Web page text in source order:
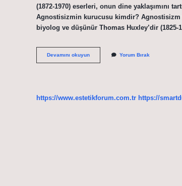
(1872-1970) eserleri, onun dine yaklaşımını
Agnostisizmin kurucusu kimdir? Agnostisizm
biyolog ve düşünür Thomas Huxley’dir
Devamını okuyunFelsefede
Agnostisizm
Yorum Bırak
https://www.estetikforum.com.tr https://